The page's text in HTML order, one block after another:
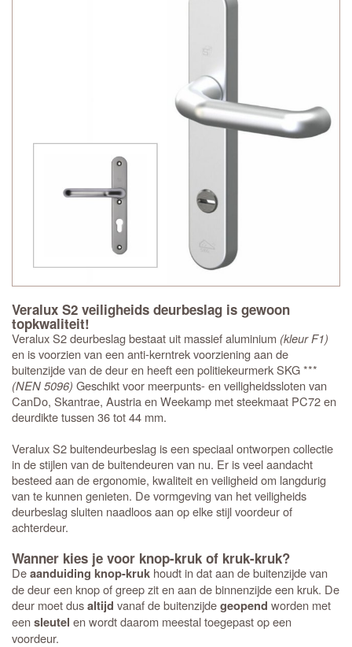
Veralux S2 veiligheids deurbeslag is gewoon
topkwaliteit!
Veralux S2 deurbeslag bestaat uit massief aluminium (kleur F1)
en is voorzien van een anti-kerntrek voorziening aan de
buitenzijde van de deur en heeft een politiekeurmerk SKG ***
(NEN 5096) Geschikt voor meerpunts- en veiligheidssloten van
CanDo, Skantrae, Austria en Weekamp met steekmaat PC72 en
deurdikte tussen 36 tot 44 mm.
Veralux S2 buitendeurbeslag is een speciaal ontworpen collectie
in de stijlen van de buitendeuren van nu. Er is veel aandacht
besteed aan de ergonomie, kwaliteit en veiligheid om langdurig
van te kunnen genieten. De vormgeving van het veiligheids
deurbeslag sluiten naadloos aan op elke stijl voordeur of
achterdeur.
Wanner kies je voor knop-kruk of kruk-kruk?
Deaanduiding knop-kruk houdt in dat aan de buitenzijde van
de deur een knop of greep zit en aan de binnenzijde een kruk. De
deur moet dusaltijd vanaf de buitenzijdegeopend worden met
eensleutel en wordt daarom meestal toegepast op een
voordeur.